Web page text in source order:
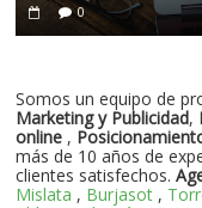
0
Somos un equipo de
Marketing y Publicidad,
online ,
más de 10 años de
clientes satisfechos.
Mislata , Burjasot ,